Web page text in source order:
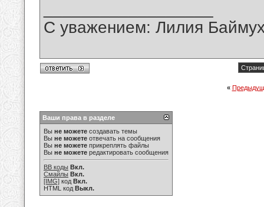
С уважением: Лилия
«
Ваши права в разделе
Вы не можете создавать темы
Вы не можете отвечать на сообщения
Вы не можете прикреплять файлы
Вы не можете редактировать сообщения
BB коды Вкл.
Смайлы Вкл.
[IMG] код Вкл.
HTML код Выкл.